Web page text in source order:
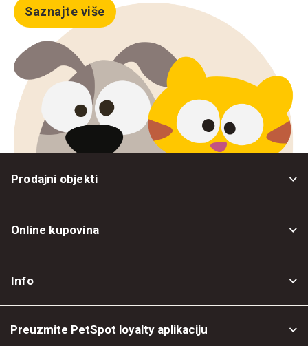
Saznajte više
Prodajni objekti
Online kupovina
Info
Preuzmite PetSpot loyalty aplikaciju